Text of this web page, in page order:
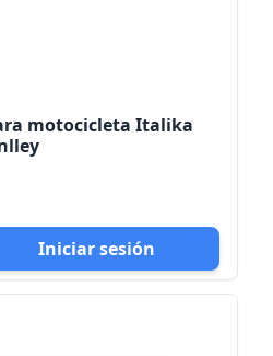
motocicleta Italika
Iniciar sesión